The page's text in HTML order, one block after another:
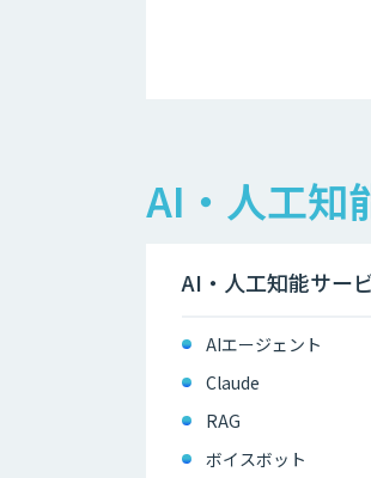
AI・人工知
AI・人工知能サー
AIエージェント
Claude
RAG
ボイスボット